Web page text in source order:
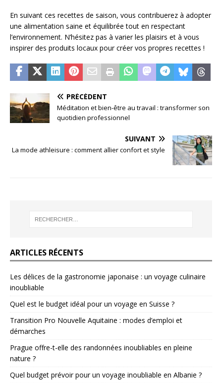
En suivant ces recettes de saison, vous contribuerez à adopter
une alimentation saine et équilibrée tout en respectant
l’environnement. N’hésitez pas à varier les plaisirs et à vous
inspirer des produits locaux pour créer vos propres recettes !
PRÉCÉDENT
Méditation et bien-être au travail : transformer son
quotidien professionnel
SUIVANT
La mode athleisure : comment allier confort et style
ARTICLES RÉCENTS
Les délices de la gastronomie japonaise : un voyage culinaire
inoubliable
Quel est le budget idéal pour un voyage en Suisse ?
Transition Pro Nouvelle Aquitaine : modes d’emploi et
démarches
Prague offre-t-elle des randonnées inoubliables en pleine
nature ?
Quel budget prévoir pour un voyage inoubliable en Albanie ?